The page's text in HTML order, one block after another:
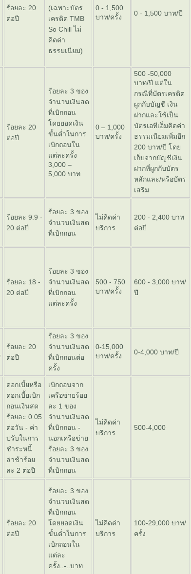
ร้อยละ 20
ต่อปี
(เฉพาะบัตร
เครดิต TMB
So Chill ไม่
คิดค่า
ธรรมเนียม)
0 - 1,500
บาท/ครั้ง
0 - 1,500 บาท/ปี
ร้อยละ 20
ต่อปี
ร้อยละ 3 ของ
จำนวนเงินสด
ที่เบิกถอน
ดยยอดเงิน
ขั้นต่ำในการ
เบิกถอนใน
ต่ละครั้ง
3,000 –
5,000 บาท
0 – 1,000
บาท/ครั้ง
500 -50,000
บาท/ปี แต่ใน
กรณีที่บัตรเครดิต
ผูกกับบัญชี เงิน
ฝากและใช้เป็น
บัตรเอทีเอ็มคิดค่า
ธรรมเนียมเพิ่มอีก
200 บาท/ปี โด
เก็บจากบัญชีเงิน
ฝากที่ผูกกับบัตร
หลักและ/หรือบัตร
เสริม
ร้อยละ 9.9 -
20 ต่อปี
ร้อยละ 3 ของ
จำนวนเงินสด
ที่เบิกถอน
ไม่คิดค่า
บริการ
200 - 2,400 บาท
ต่อปี
ร้อยละ 18 -
20 ต่อปี
ร้อยละ 3 ของ
จำนวนเงินสด
ที่เบิกถอน
ต่ละครั้ง
500 - 750
บาท/ครั้ง
600 - 3,000 บาท/
ปี
ร้อยละ 20
ต่อปี
ร้อยละ 3 ของ
จำนวนเงินสด
ที่เบิกถอนต่อ
ครั้ง
0-15,000
บาท/ครั้ง
0-4,000 บาท/ปี
ดอกเบี้ยหรือ
ดอกเบี้ยเบิก
ถอนเงินสด
ร้อยละ 0.05
ต่อวัน - ค่า
ปรับในการ
ชำระหนี้
ล่าช้าร้อ
ละ 2 ต่อปี
เบิกถอนจาก
เครือข่ายร้อ
ละ 1 ของ
จำนวนเงินสด
ที่เบิกถอน -
นอกเครือข่า
ร้อยละ 3 ของ
จำนวนเงินสด
ที่เบิกถอน
ไม่คิดค่า
บริการ
500-4,000
ร้อยละ 20
ต่อปี
ร้อยละ 3 ของ
จำนวนเงินสด
ที่เบิกถอน
ดยยอดเงิน
ขั้นต่ำในการ
เบิกถอนใน
ต่ละ
ครั้ง..-..บาท
ไม่คิดค่า
บริการ
100-29,000 บาท/
ครั้ง